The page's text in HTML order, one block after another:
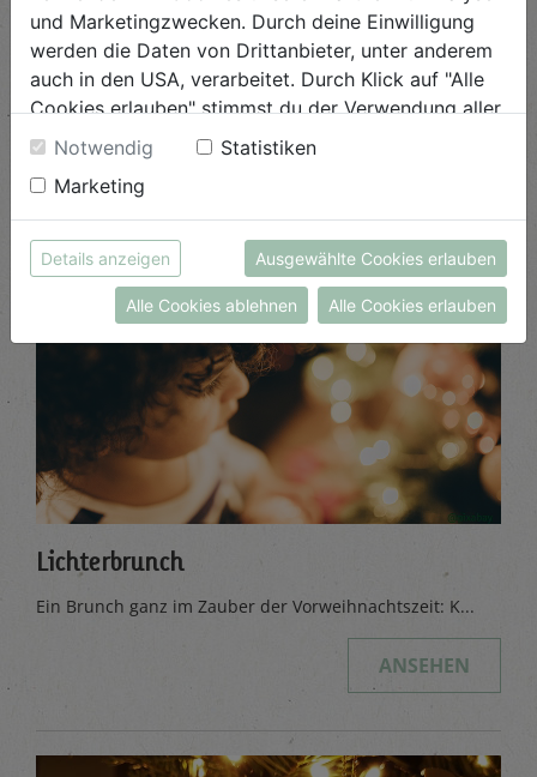
Beliebte Beiträge
Lichterbrunch
Ein Brunch ganz im Zauber der Vorweihnachtszeit: K...
ANSEHEN
und Marketingzwecken. Durch deine Einwilligung
werden die Daten von Drittanbieter, unter anderem
auch in den USA, verarbeitet. Durch Klick auf "Alle
Cookies erlauben" stimmst du der Verwendung aller
Cookies zu. Unter "Details anzeigen" findest du alle
Infos zu den unterschiedlichen Cookies, du kannst
auch entscheiden, welche Cookies du erlauben
möchtest.
Weitere Informationen findest du in unserer
Datenschutzerklärung
bzw. imImpressum
Notwendig
Statistiken
Marketing
Details anzeigen Ausgewählte Cookies erlauben
Alle Cookies ablehnen Alle Cookies erlauben